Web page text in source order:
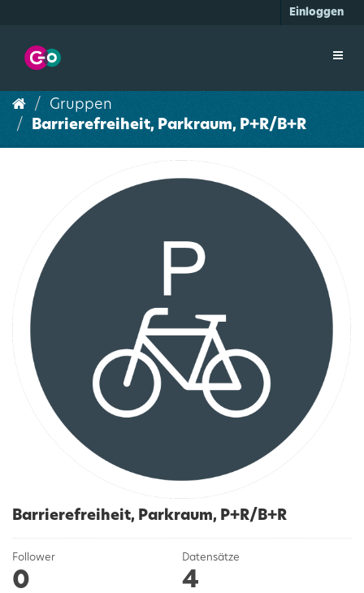
Einloggen
Gruppen
Barrierefreiheit, Parkraum, P+R/B+R
Barrierefreiheit, Parkraum, P+R/B+R
Follower
0
Datensätze
4